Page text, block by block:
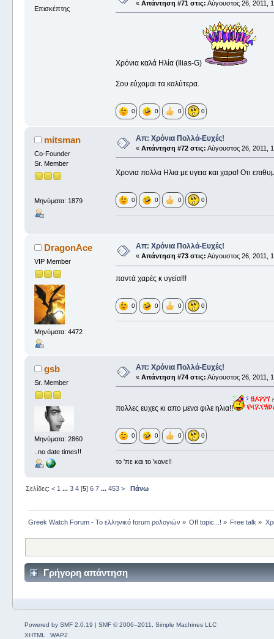
Επισκέπτης
« Απάντηση #71 στις: Αύγουστος 26, 2011,
Χρόνια καλά Ηλία (Ilias-G)
Σου εύχομαι τα καλύτερα.
0 0 0 0
mitsman
Co-Founder
Sr. Member
Μηνύματα: 1879
Απ: Χρόνια Πολλά-Ευχές!
« Απάντηση #72 στις: Αύγουστος 26, 2011,
Χρονια πολλα Ηλια με υγεια και χαρα! Οτι
0 0 0 0
DragonAce
VIP Member
Μηνύματα: 4472
Απ: Χρόνια Πολλά-Ευχές!
« Απάντηση #73 στις: Αύγουστος 26, 2011,
παντά χαρές κ υγεία!!!
0 0 0 0
gsb
Sr. Member
Μηνύματα: 2860
..no date times!!
Απ: Χρόνια Πολλά-Ευχές!
« Απάντηση #74 στις: Αύγουστος 26, 2011,
πολλες ευχες κι απο μενα φιλε ηλια!!
0 0 0 0
το 'πε και το 'κανε!!
Σελίδες: < 1 ... 3 4[5] 6 7 ... 453 > Πάνω
Greek Watch Forum - Το ελληνικό forum ρολογιών » Off topic...! » Free talk »
Γρήγορη απάντηση
Powered by SMF 2.0.19 | SMF © 2006–2011, Simple Machines LLC
XHTML
WAP2